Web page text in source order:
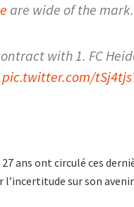
are wide of the mark.
with 1. FC
pic.twitter.com/
ans ont circulé ces
sur son avenir.